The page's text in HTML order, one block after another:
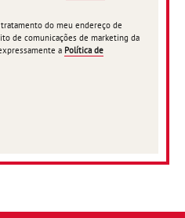
do meu endereço de
de comunicações de marketing da
a Política de